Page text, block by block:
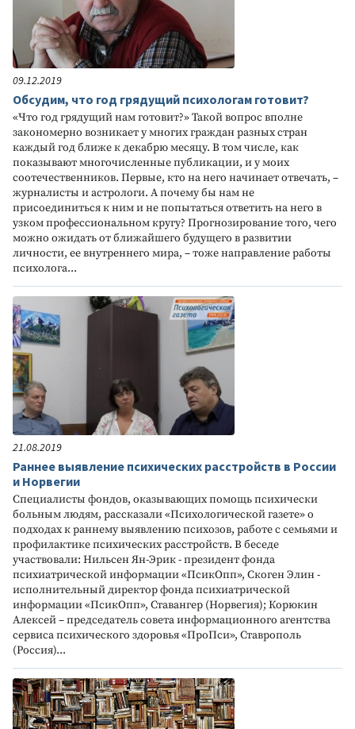
09.12.2019
Обсудим, что год грядущий психологам готовит?
«Что год грядущий нам готовит?» Такой вопрос вполне
закономерно возникает у многих граждан разных стран
каждый год ближе к декабрю месяцу. В том числе, как
показывают многочисленные публикации, и у моих
соотечественников. Первые, кто на него начинает отвечать, –
журналисты и астрологи. А почему бы нам не
присоединиться к ним и не попытаться ответить на него в
узком профессиональном кругу? Прогнозирование того, чего
можно ожидать от ближайшего будущего в развитии
личности, ее внутреннего мира, – тоже направление работы
психолога...
21.08.2019
Раннее выявление психических расстройств в России
и Норвегии
Специалисты фондов, оказывающих помощь психически
больным людям, рассказали «Психологической газете» о
подходах к раннему выявлению психозов, работе с семьями и
профилактике психических расстройств. В беседе
участвовали: Нильсен Ян-Эрик - президент фонда
психиатрической информации «ПсикОпп», Скоген Элин -
исполнительный директор фонда психиатрической
информации «ПсикОпп», Ставангер (Норвегия); Корюкин
Алексей – председатель совета информационного агентства
сервиса психического здоровья «ПроПси», Ставрополь
(Россия)...